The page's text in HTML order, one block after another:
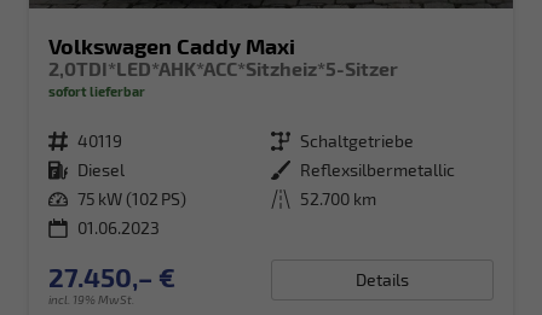
Volkswagen Caddy Maxi
2,0TDI*LED*AHK*ACC*Sitzheiz*5-Sitzer
sofort lieferbar
Fahrzeugnr. 40119 Getriebe Schaltgetriebe
Kraftstoff Diesel Außenfarbe Reflexsilbermetallic
Leistung 75 kW (102 PS) Kilometerstand 52.700 km
01.06.2023
27.450,– €
incl. 19% MwSt.
Details